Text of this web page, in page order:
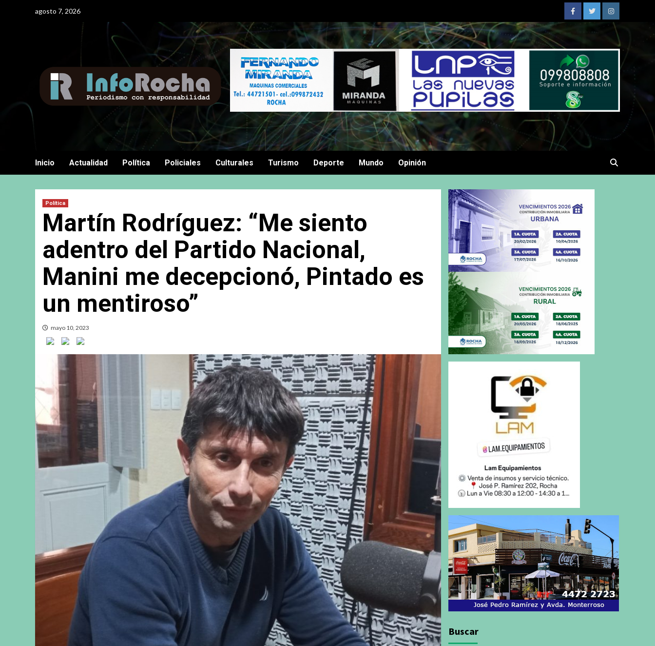
agosto 7, 2026
FacebookTwitterInstagram
Inicio Actualidad Política Policiales Culturales Turismo Deporte Mundo Opinión
Política
Martín Rodríguez: “Me siento
adentro del Partido Nacional,
Manini me decepcionó, Pintado es
un mentiroso”
mayo 10, 2023
Buscar